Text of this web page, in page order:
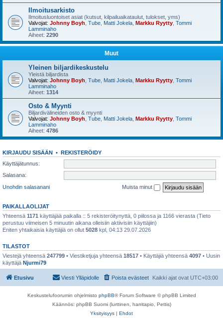
Ilmoitusarkisto
Ilmoitusluontoiset asiat (kutsut, kilpailuaikataulut, tulokset, yms)
Valvojat: Johnny Boyh Tube Matti Jokela Markku Ryytty Tommi
Lamminaho
Aiheet: 2290
Muut
Yleinen biljardikeskustelu
Yleistä biljardista
Valvojat: Johnny Boyh Tube Matti Jokela Markku Ryytty Tommi
Lamminaho
Aiheet: 1314
Osto & Myynti
Biljardivälineiden osto & myynti
Valvojat: Johnny Boyh Tube Matti Jokela Markku Ryytty Tommi
Lamminaho
Aiheet: 4786
KIRJAUDU SISÄÄN • REKISTERÖIDY
Käyttäjätunnus:
Salasana:
Unohdin salasanani
Muista minut
PAIKALLAOLIJAT
Yhteensä 1171 käyttäjää paikalla :: 5 rekisteröitynyttä, 0 piilossa ja 1166 vierasta (Tieto
perustuu viimeisen 5 minuutin aikana olleisiin aktiivisiin käyttäjiin)
Eniten yhtaikaisia käyttäjiä on ollut 5028 kpl, 04:13 29.07.2026
TILASTOT
Viestejä yhteensä 247799 • Viestiketjuja yhteensä 18517 • Käyttäjiä yhteensä 4097 • Uusin
käyttäjä Njurmi79
Etusivu Kaikki ajat ovat UTC+03:00
Poista evästeet
Viesti Ylläpidolle
Keskustelufoorumin ohjelmisto phpBB® Forum Software © phpBB Limited
Käännös: phpBB Suomi (lurttinen, harritapio, Pettis)
Yksityisyys | Ehdot